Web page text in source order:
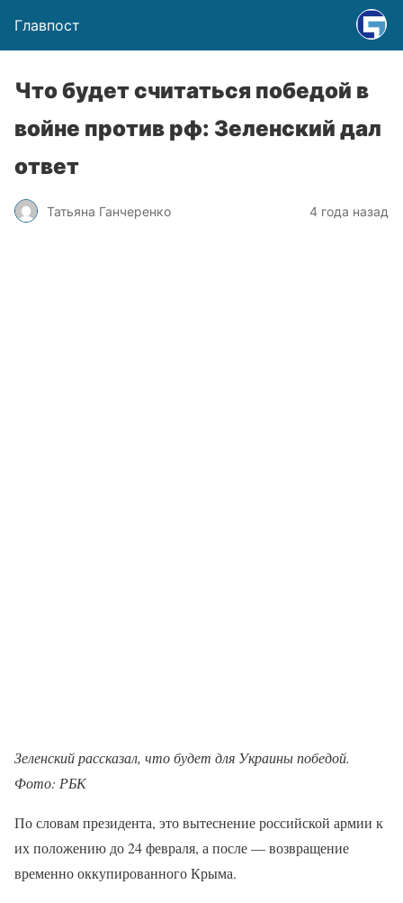
Главпост
Что будет считаться победой в
войне против рф: Зеленский дал
ответ
Татьяна Ганчеренко 4 года назад
Зеленский рассказал, что будет для Украины победой.
Фото: РБК
По словам президента, это вытеснение российской армии к
их положению до 24 февраля, а после — возвращение
временно оккупированного Крыма.